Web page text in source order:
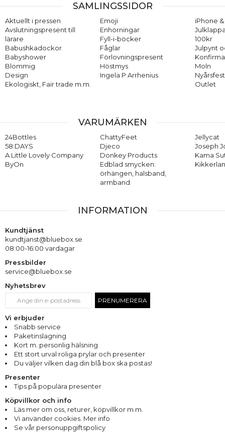
SAMLINGSSIDOR
Aktuellt i pressen
Avslutningspresent till
lärare
Babushkadockor
Babyshower
Blommig
Design
Ekologiskt, Fair trade m.m.
Emoji
Enhörningar
Fyll-i-böcker
Fåglar
Förlovningspresent
Höstmys
Ingela P Arrhenius
iPhone
100kr
Julpynt
Moln
Nyårsfest
Outlet
VARUMÄRKEN
24Bottles
58:DAYS
A Little Lovely Company
ByOn
ChattyFeet
Djeco
Donkey Products
Edblad smycken:
örhängen, halsband,
armband
Jellycat
Joseph
Kama
INFORMATION
Kundtjänst
kundtjanst@bluebox.se
08:00-16:00 vardagar
Pressbilder
service@bluebox.se
Nyhetsbrev
PRENUMERERA
Vi erbjuder
Snabb service
Paketinslagning
Kort m. personlig hälsning
Ett stort urval roliga prylar och presenter
Du väljer vilken dag din blå box ska postas!
Presenter
Tips på populära presenter
Köpvillkor och info
Läs mer om oss returer köpvillkor m.m.
Vi använder cookies. Mer info
Se vår personuppgiftspolicy